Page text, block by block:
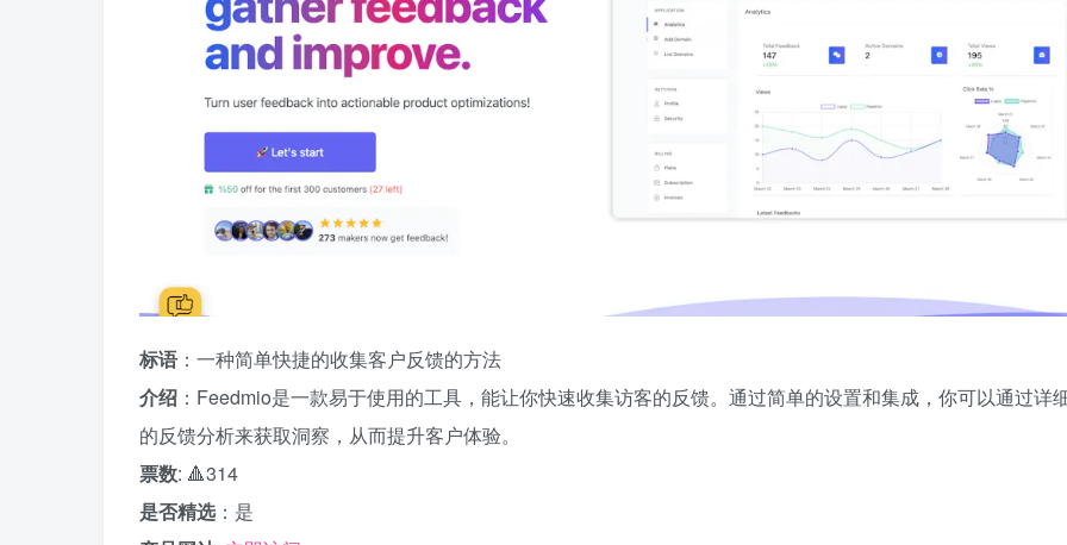
标语 ：一种简单快捷的收集客户反馈的方法
介绍 ：Feedmio是一款易于使用的工具，能让你快速收集访客的反馈。通过简单的设置和集成，你可以通过详
的反馈分析来获取洞察，从而提升客户体验。
票数: 🔺314
是否精选：是